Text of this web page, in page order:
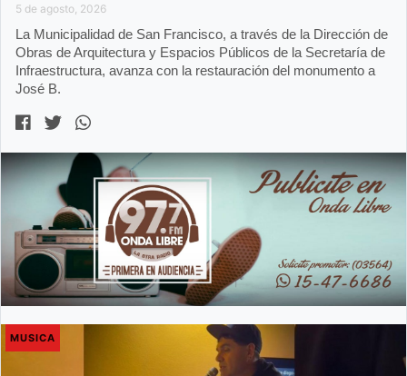
5 de agosto, 2026
La Municipalidad de San Francisco, a través de la Dirección de
Obras de Arquitectura y Espacios Públicos de la Secretaría de
Infraestructura, avanza con la restauración del monumento a
José B.
MUSICA